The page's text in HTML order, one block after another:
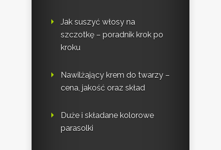
Jak suszyć włosy na
szczotkę – poradnik krok po
kroku
Nawilżający krem do twarzy –
cena, jakość oraz skład
Duże i składane kolorowe
parasolki